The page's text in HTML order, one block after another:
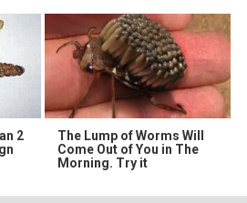
2
The Lump of Worms Will
Come Out of You in The
Morning. Try it